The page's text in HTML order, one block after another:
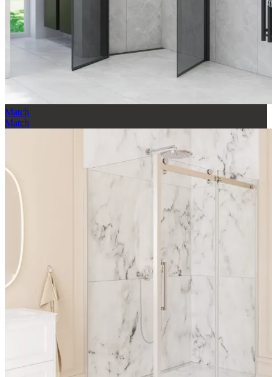
Match
Match